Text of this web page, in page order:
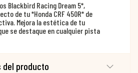
Blackbird Racing Dream 5*,
de tu *Honda CRF 450R* de
Mejora la estética de tu
se destaque en cualquier pista
producto